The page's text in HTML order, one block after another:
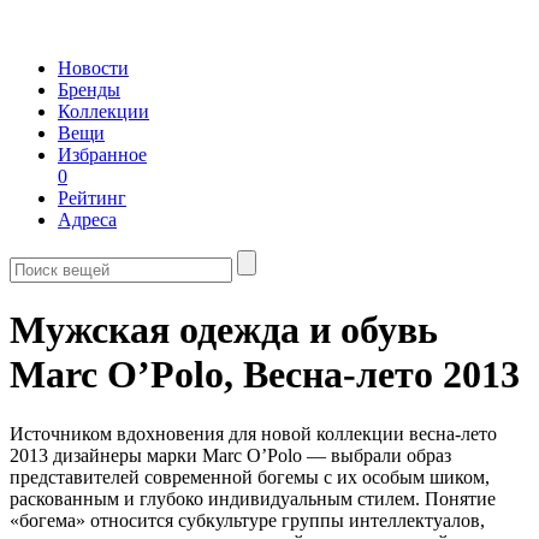
Новости
Бренды
Коллекции
Вещи
Избранное
0
Рейтинг
Адреса
Мужская одежда и обувь
Marc O’Polo, Весна-лето 2013
Источником вдохновения для новой коллекции весна-лето
2013 дизайнеры марки Marc O’Polo — выбрали образ
представителей современной богемы с их особым шиком,
раскованным и глубоко индивидуальным стилем. Понятие
«богема» относится субкультуре группы интеллектуалов,